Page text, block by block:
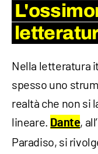
Nella letteratura
spesso uno
realtà che non si
lineare. Dante,
Paradiso, si